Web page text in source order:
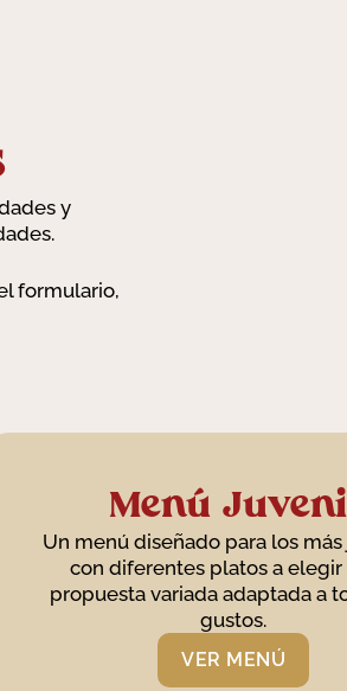
y
formulario,
Menú
Un menú diseñado para los más
con diferentes platos a elegir
propuesta variada adaptada a
gustos.
VER MENÚ